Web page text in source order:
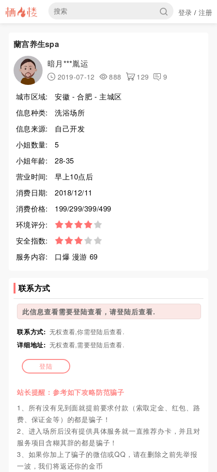
登录 / 注册
蘭宫养生spa
暗月***胤运
2019-07-12 888 129 9
城市区域:
安徽 - 合肥 - 主城区
信息种类:
洗浴场所
信息来源:
自己开发
小姐数量:
5
小姐年龄:
28-35
营业时间:
早上10点后
消费日期:
2018/12/11
消费价格:
199/299/399/499
环境评分:
安全指数:
服务内容:
口爆 漫游 69
联系方式
此信息查看需要登陆查看，请登陆后查看.
联系方式: 无权查看,你需登陆后查看.
详细地址: 无权查看,需要登陆后查看.
登陆
站长提醒：参考如下攻略防范骗子
1、所有没有见到面就提前要求付款（索取定金、红包、路
费、保证金等）的都是骗子！
2、进入场所后没有提供具体服务就一直推荐办卡，并且对
服务项目含糊其辞的都是骗子！
3、如果你加上了骗子的微信或QQ，请在删除之前先举报
一波，我们将返还你的金币